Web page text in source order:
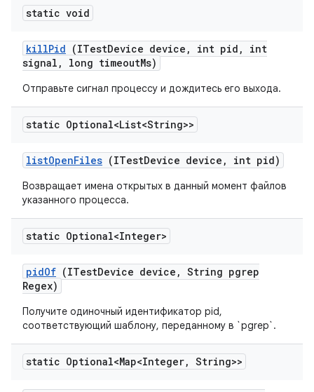
static void
killPid (ITestDevice device , int pid ,
int
signal , long timeoutMs)
Отправьте сигнал процессу и дождитесь его выхода.
static Optional<List<String>>
listOpenFiles (ITestDevice device , int pid)
Возвращает имена открытых в данный момент файлов
указанного процесса.
static Optional<Integer>
pidOf (ITestDevice device , String pgrep
Regex)
Получите одиночный идентификатор pid,
соответствующий шаблону, переданному в `pgrep`.
static Optional<Map<Integer, String>>